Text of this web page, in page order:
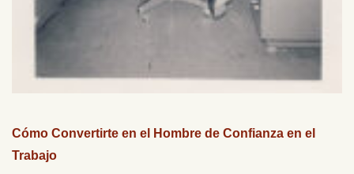
Cómo Convertirte en el Hombre de Confianza en el
Trabajo